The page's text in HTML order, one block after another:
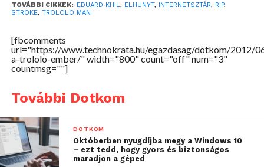
TOVÁBBI CIKKEK: EDUARD KHIL, ELHUNYT, INTERNETSZTÁR, RIP,
STROKE, TROLOLO MAN
[fbcomments
url="https://www.technokrata.hu/egazdasag/dotkom/2012/
a-trololo-ember/" width="800" count="off" num="3"
countmsg=""]
További Dotkom
DOTKOM
Októberben nyugdíjba megy a Windows 10
– ezt tedd, hogy gyors és biztonságos
maradjon a géped